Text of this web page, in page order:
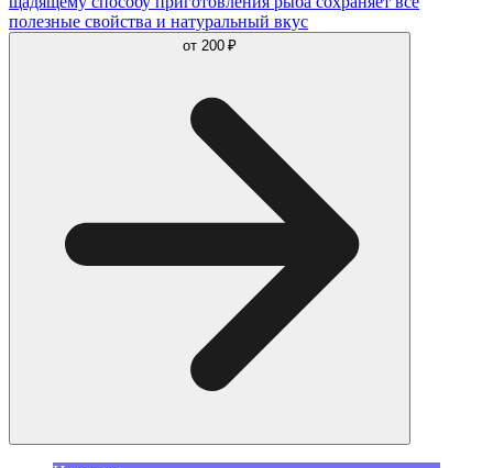
полезные свойства и натуральный вкус
от 200 ₽